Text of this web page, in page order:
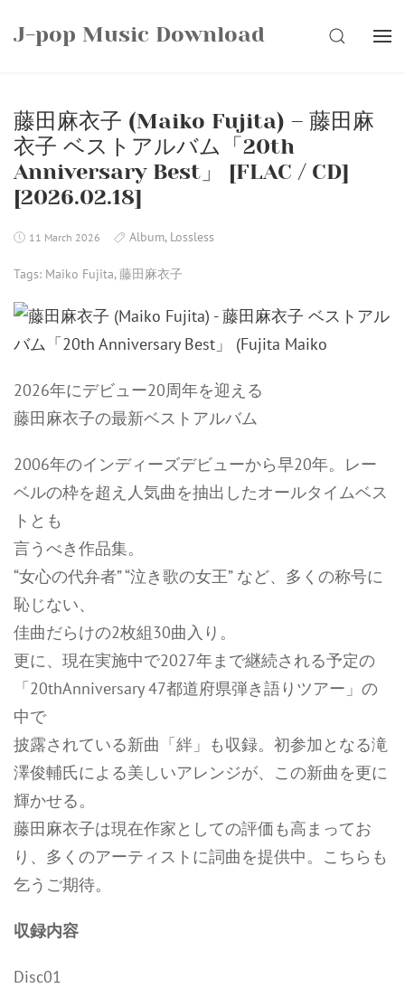
J-pop Music Download SEARCH
藤田麻衣子 (Maiko Fujita) – 藤田麻
衣子 ベストアルバム「20th
Anniversary Best」 [FLAC / CD]
[2026.02.18]
11 March 2026 Album, Lossless
Tags: Maiko Fujita,藤田麻衣子
2026年にデビュー20周年を迎える
藤田麻衣子の最新ベストアルバム
2006年のインディーズデビューから早20年。レー
ベルの枠を超え人気曲を抽出したオールタイムベス
トとも
言うべき作品集。
“女心の代弁者” “泣き歌の女王” など、多くの称号に
恥じない、
佳曲だらけの2枚組30曲入り。
更に、現在実施中で2027年まで継続される予定の
「20thAnniversary 47都道府県弾き語りツアー」の
中で
披露されている新曲「絆」も収録。初参加となる滝
澤俊輔氏による美しいアレンジが、この新曲を更に
輝かせる。
藤田麻衣子は現在作家としての評価も高まってお
り、多くのアーティストに詞曲を提供中。こちらも
乞うご期待。
収録内容
Disc01